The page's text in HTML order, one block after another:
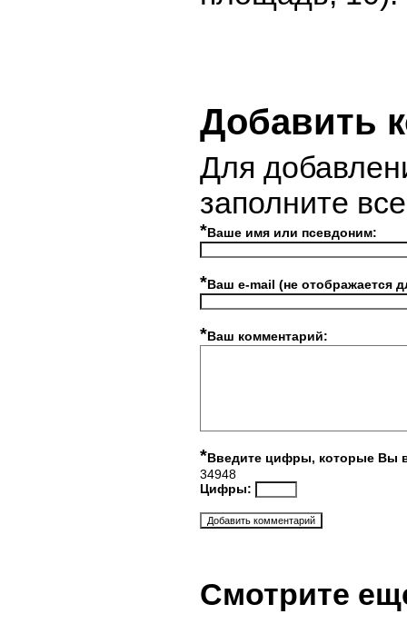
Добавить
Для
заполните
*Ваше имя или псевдоним:
*Ваш e-mail (не отображается
*Ваш комментарий:
*Введите цифры, которые Вы
34948
Цифры:
Смотрите